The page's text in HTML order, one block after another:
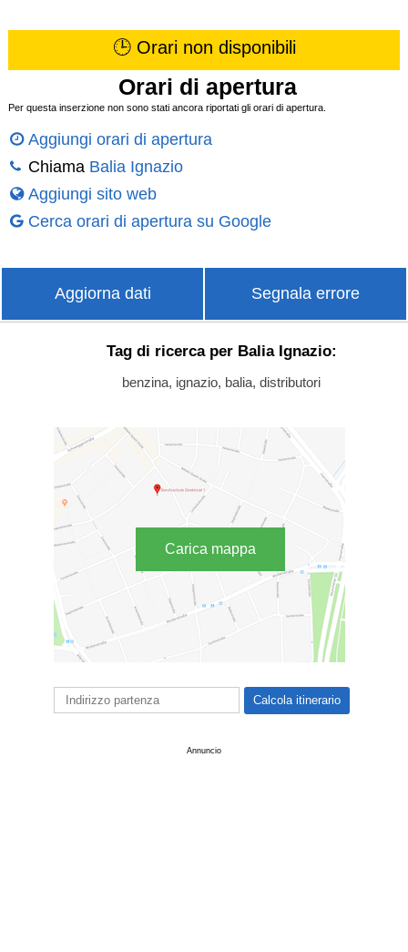
🕒 Orari non disponibili
Orari di apertura
Per questa inserzione non sono stati ancora riportati gli orari di apertura.
Aggiungi orari di apertura
Chiama Balia Ignazio
Aggiungi sito web
Cerca orari di apertura su Google
Aggiorna dati Segnala errore
Tag di ricerca per Balia Ignazio:
benzina, ignazio, balia, distributori
Carica mappa
Annuncio